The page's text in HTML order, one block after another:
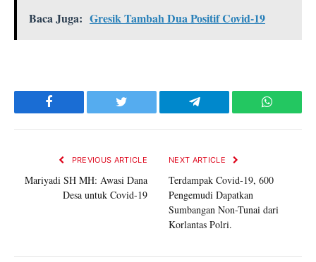
Baca Juga: Gresik Tambah Dua Positif Covid-19
Facebook Twitter Telegram
PREVIOUS ARTICLE
Mariyadi SH MH: Awasi Dana
Desa untuk Covid-19
NEXT ARTICLE
Terdampak Covid-19, 600
Pengemudi Dapatkan
Sumbangan Non-Tunai dari
Korlantas Polri.